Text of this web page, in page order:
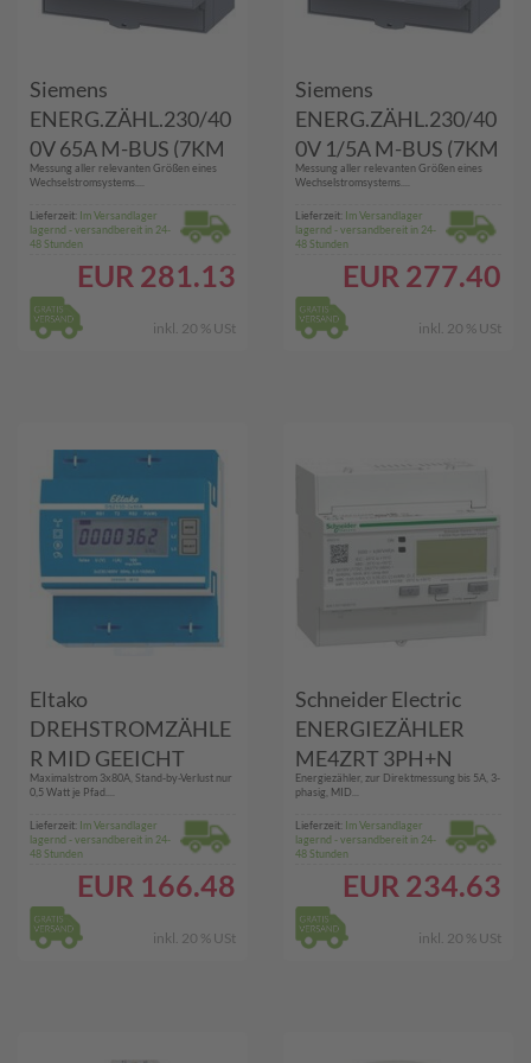
Siemens
ENERG.ZÄHL.230/40
0V 65A M-BUS (7KM
PAC2200)
Messung aller relevanten Größen eines
Wechselstromsystems....
Lieferzeit: Im Versandlager
lagernd - versandbereit in 24-
48 Stunden
EUR 281.13
inkl. 20 % USt
Siemens
ENERG.ZÄHL.230/40
0V 1/5A M-BUS (7KM
PAC2200)
Messung aller relevanten Größen eines
Wechselstromsystems....
Lieferzeit: Im Versandlager
lagernd - versandbereit in 24-
48 Stunden
EUR 277.40
inkl. 20 % USt
Eltako
DREHSTROMZÄHLE
R MID GEEICHT
(DSZ15D-3X80A
MID)
Maximalstrom 3x80A, Stand-by-Verlust nur
0,5 Watt je Pfad....
Lieferzeit: Im Versandlager
lagernd - versandbereit in 24-
48 Stunden
EUR 166.48
inkl. 20 % USt
Schneider Electric
ENERGIEZÄHLER
ME4ZRT 3PH+N
(A9MEM3210)
Energiezähler, zur Direktmessung bis 5A, 3-
phasig, MID...
Lieferzeit: Im Versandlager
lagernd - versandbereit in 24-
48 Stunden
EUR 234.63
inkl. 20 % USt